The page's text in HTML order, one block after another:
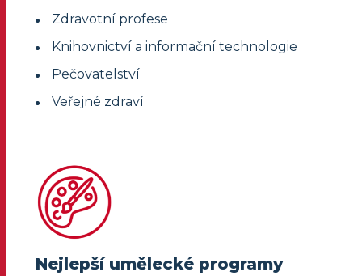
Zdravotní profese
Knihovnictví a informační technologie
Pečovatelství
Veřejné zdraví
Nejlepší umělecké programy